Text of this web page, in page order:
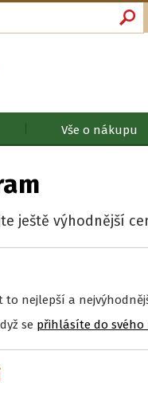
Vše o nákupu
ještě výhodnější
to nejlepší a
se přihlásíte do svého